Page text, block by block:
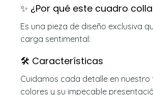
✨ ¿Por qué este cuadro
Es una pieza de diseño exclusiva
carga sentimental:
🛠️ Características
Cuidamos cada detalle en
colores y su impecable